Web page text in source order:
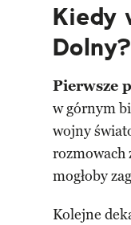
Kiedy
Dolny?
Pierwsze
w górnym
wojny
rozmowach
mogłoby
Kolejne